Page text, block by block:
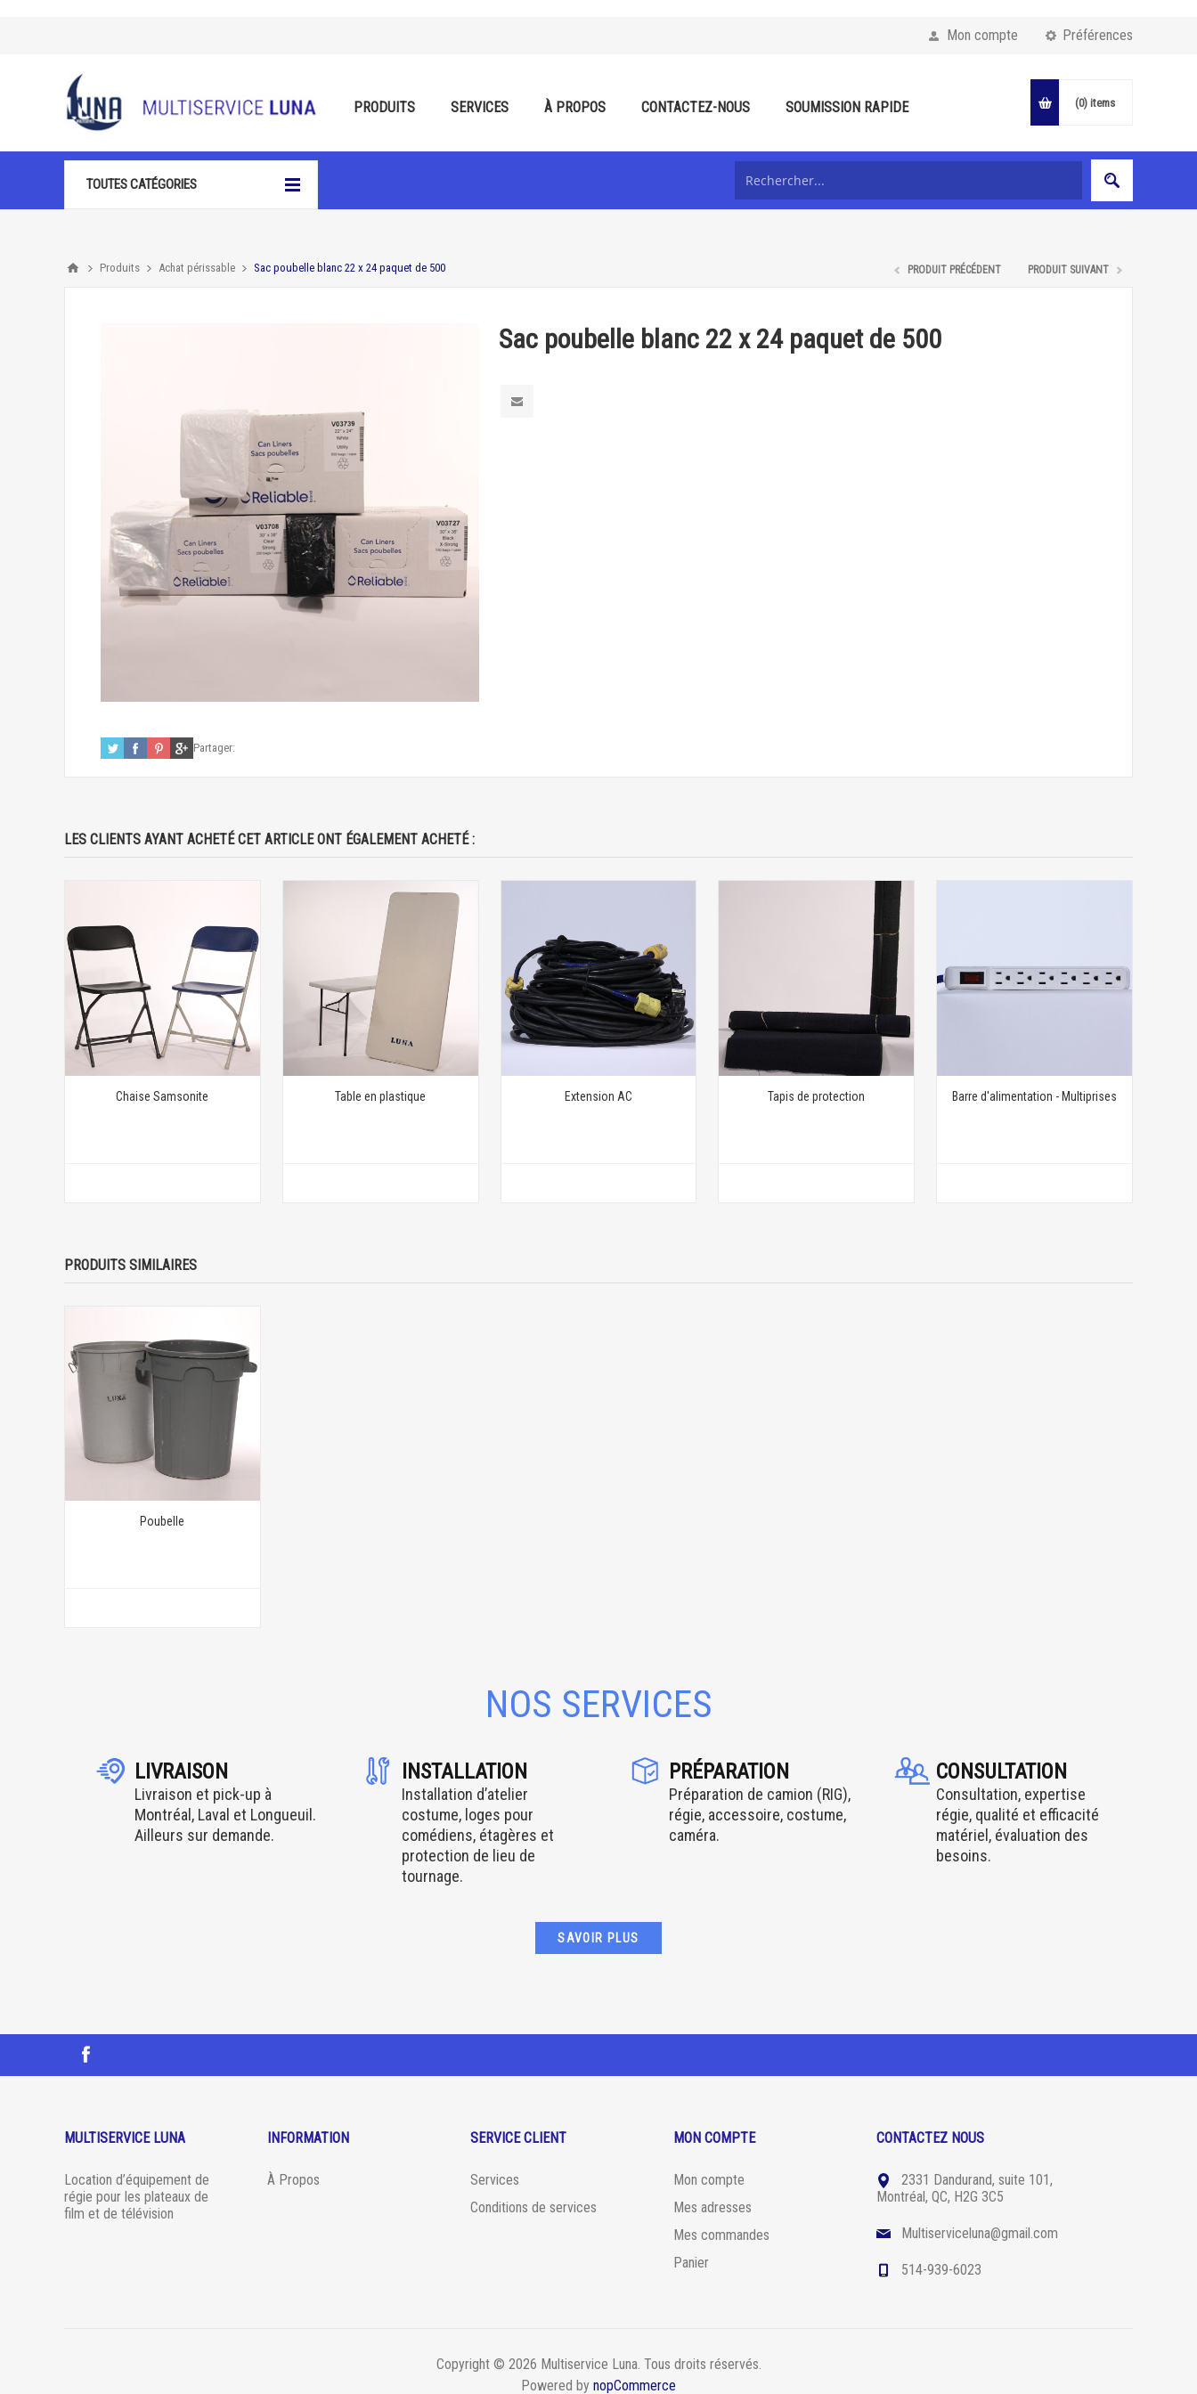
Préférences
Mon compte
PRODUITS SERVICES À PROPOS CONTACTEZ-NOUS SOUMISSION RAPIDE (0) items
TOUTES CATÉGORIES
Produits Achat périssable Sac poubelle blanc 22 x 24 paquet de 500 PRODUIT PRÉCÉDENT PRODUIT SUIVANT
Sac poubelle blanc 22 x 24 paquet de 500
Partager:
LES CLIENTS AYANT ACHETÉ CET ARTICLE ONT ÉGALEMENT ACHETÉ :
Chaise Samsonite Table en plastique Extension AC Tapis de protection Barre d'alimentation - Multiprises
PRODUITS SIMILAIRES
Poubelle
NOS SERVICES
LIVRAISON
Livraison et pick-up à
Montréal, Laval et Longueuil.
Ailleurs sur demande.
INSTALLATION
Installation d’atelier
costume, loges pour
comédiens, étagères et
protection de lieu de
tournage.
PRÉPARATION
Préparation de camion (RIG),
régie, accessoire, costume,
caméra.
CONSULTATION
Consultation, expertise
régie, qualité et efficacité
matériel, évaluation des
besoins.
SAVOIR PLUS
MULTISERVICE LUNA
Location d’équipement de
régie pour les plateaux de
film et de télévision
INFORMATION
À Propos
SERVICE CLIENT
Services
Conditions de services
MON COMPTE
Mon compte
Mes adresses
Mes commandes
Panier
CONTACTEZ NOUS
2331 Dandurand, suite 101,
Montréal, QC, H2G 3C5
Multiserviceluna@gmail.com
514-939-6023
Copyright © 2026 Multiservice Luna. Tous droits réservés.
Powered by nopCommerce